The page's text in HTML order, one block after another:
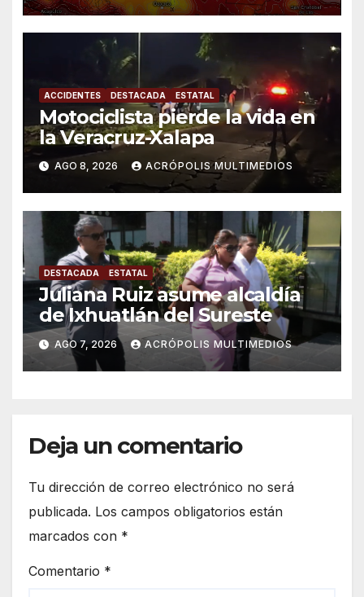
ACCIDENTES DESTACADA ESTATAL
Motociclista pierde la vida en
la Veracruz-Xalapa
AGO 8, 2026 ACRÓPOLIS MULTIMEDIOS
DESTACADA ESTATAL
Juliana Ruiz asume alcaldía
de Ixhuatlán del Sureste
AGO 7, 2026 ACRÓPOLIS MULTIMEDIOS
Deja un comentario
Tu dirección de correo electrónico no será
publicada. Los campos obligatorios están
marcados con *
Comentario *